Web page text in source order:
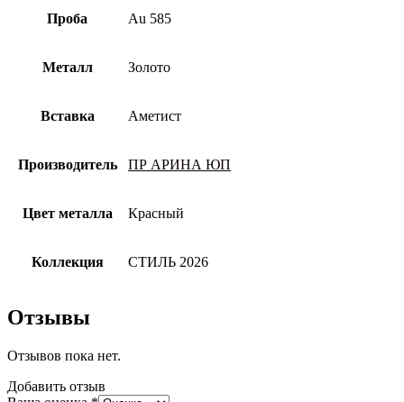
Проба Au 585
Металл Золото
Вставка Аметист
Производитель ПР АРИНА ЮП
Цвет металла Красный
Коллекция СТИЛЬ 2026
Отзывы
Отзывов пока нет.
Добавить отзыв